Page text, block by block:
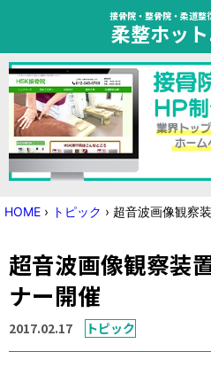
接骨院・整骨院・柔道整
柔整ホッ
HOME
トピック
ニュース
国家試験対策
学会・セミナー情報
HOME › トピック › 超音波画像観察
超音波画像観察装
ナー開催
2017.02.17 トピック